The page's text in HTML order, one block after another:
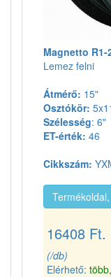
Magnetto R1-
Lemez felni
Átmérő: 15"
Osztókör:
Szélesség: 6"
ET-érték: 46
Cikkszám:
16408 Ft.
(/db)
Elérhető: